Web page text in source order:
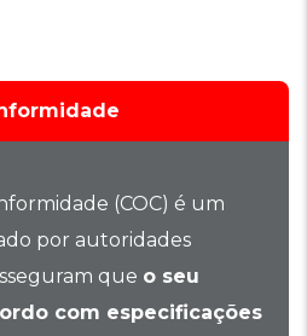
(COC) é um
por autoridades
que o seu
com especificações